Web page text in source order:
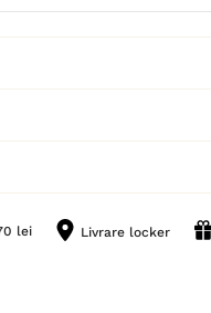
lei Livrare locker